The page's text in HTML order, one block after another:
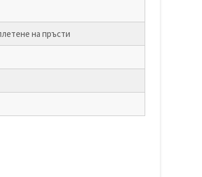
на пръсти